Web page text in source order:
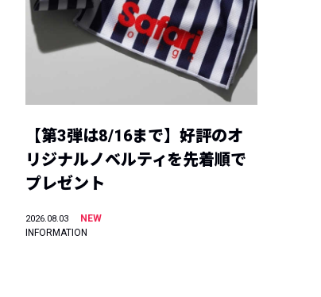
【第3弾は8/16まで】好評のオ
リジナルノベルティを先着順で
プレゼント
2026.08.03
NEW
INFORMATION